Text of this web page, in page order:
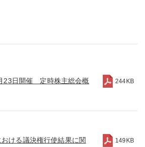
23日開催 定時株主総会概
244KB
ける議決権行使結果に関
149KB